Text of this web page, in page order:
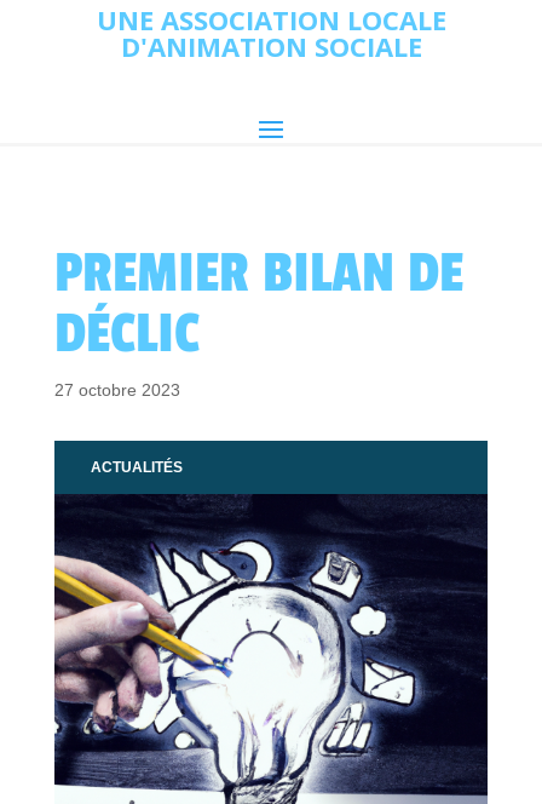
UNE ASSOCIATION LOCALE
D'ANIMATION SOCIALE
PREMIER BILAN DE
DÉCLIC
27 octobre 2023
ACTUALITÉS